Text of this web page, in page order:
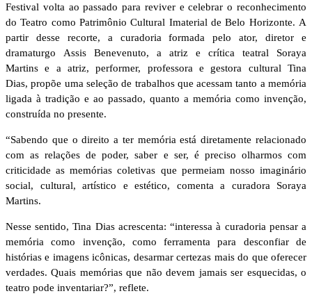
Festival volta ao passado para reviver e celebrar o reconhecimento
do Teatro como Patrimônio Cultural Imaterial de Belo Horizonte. A
partir desse recorte, a curadoria formada pelo ator, diretor e
dramaturgo Assis Benevenuto, a atriz e crítica teatral Soraya
Martins e a atriz, performer, professora e gestora cultural Tina
Dias, propõe uma seleção de trabalhos que acessam tanto a memória
ligada à tradição e ao passado, quanto a memória como invenção,
construída no presente.
“Sabendo que o direito a ter memória está diretamente relacionado
com as relações de poder, saber e ser, é preciso olharmos com
criticidade as memórias coletivas que permeiam nosso imaginário
social, cultural, artístico e estético, comenta a curadora Soraya
Martins.
Nesse sentido, Tina Dias acrescenta: “interessa à curadoria pensar a
memória como invenção, como ferramenta para desconfiar de
histórias e imagens icônicas, desarmar certezas mais do que oferecer
verdades. Quais memórias que não devem jamais ser esquecidas, o
teatro pode inventariar?”, reflete.